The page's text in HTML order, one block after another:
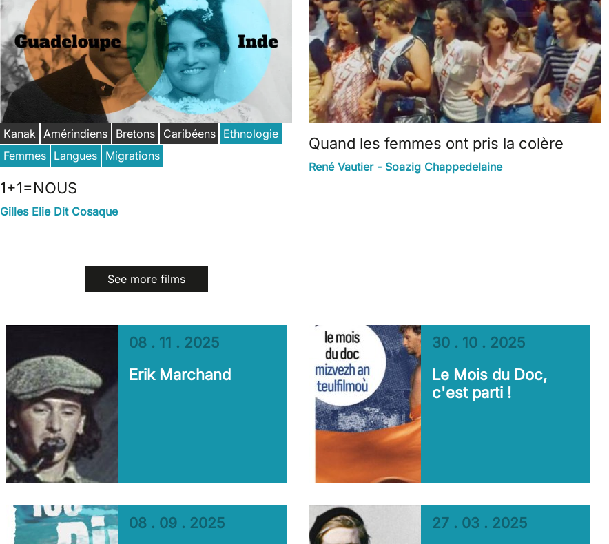
Kanak Amérindiens Bretons Caribéens
Ethnologie
Femmes
Langues Migrations
1+1=NOUS
Gilles Elie Dit Cosaque
Quand les femmes ont pris la colère
René Vautier - Soazig Chappedelaine
See more films
08 . 11 . 2025
Erik Marchand
30 . 10 . 2025
Le Mois du Doc,
c'est parti !
08 . 09 . 2025 27 . 03 . 2025